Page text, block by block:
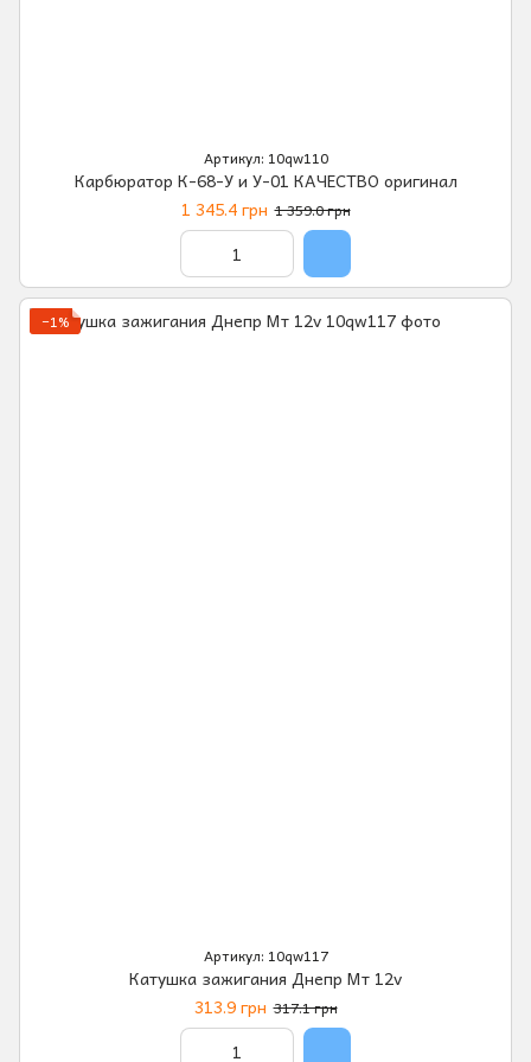
Артикул: 10qw110
Карбюратор К-68-У и У-01 КАЧЕСТВО оригинал
1 345.4 грн 1 359.0 грн
−1%
Артикул: 10qw117
Катушка зажигания Днепр Мт 12v
313.9 грн 317.1 грн